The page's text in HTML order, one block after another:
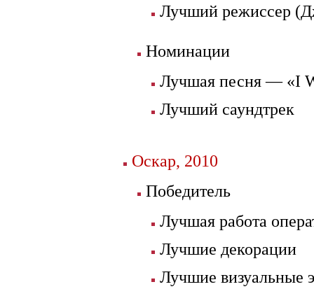
Лучший режиссер
Номинации
Лучшая песня — «I
Лучший саундтрек
Оскар, 2010
Победитель
Лучшая работа
Лучшие декорации
Лучшие визуальные